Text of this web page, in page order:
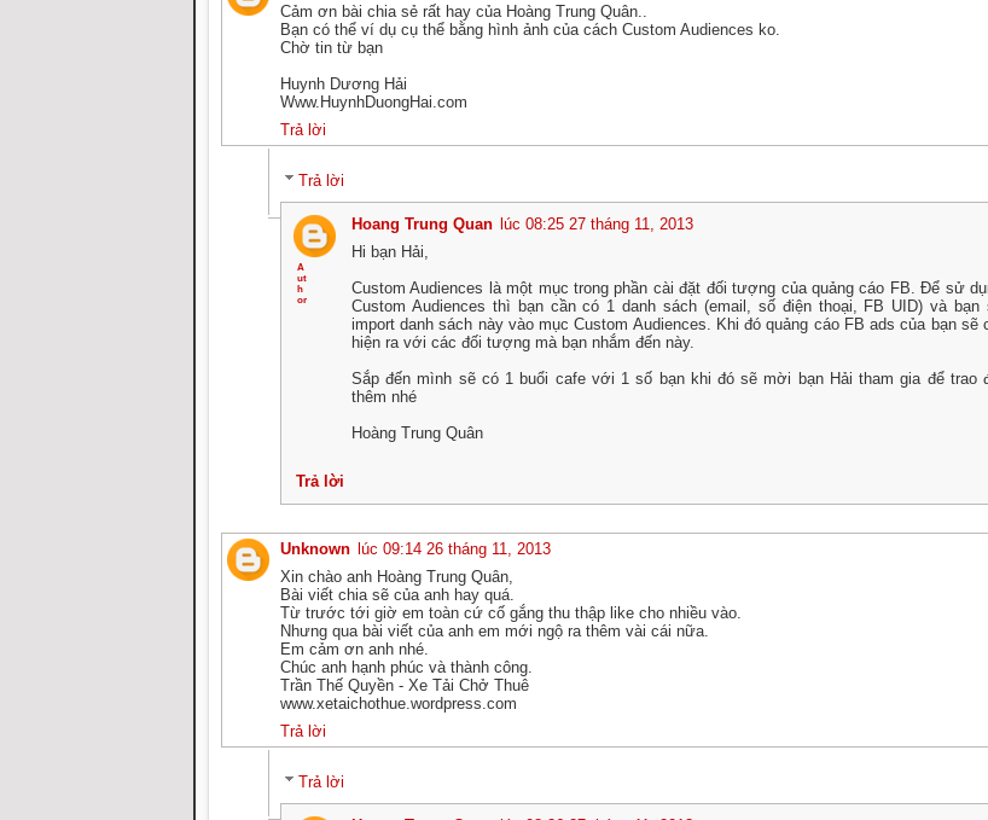
Cảm ơn bài chia sẻ rất hay của Hoàng Trung Quân..
Bạn có thể ví dụ cụ thể bằng hình ảnh của cách Custom Audiences ko.
Chờ tin từ bạn
Huynh Dương Hải
Www.HuynhDuongHai.com
Trả lời
Trả lời
Hoang Trung Quan lúc 08:25 27 tháng 11, 2013
Hi bạn Hải,
Custom Audiences là một mục trong phần cài đặt đối tượng của quảng cáo FB. Để sử
Custom Audiences thì bạn cần có 1 danh sách (email, số điện thoại, FB UID) và bạn
import danh sách này vào mục Custom Audiences. Khi đó quảng cáo FB ads của bạn sẽ
hiện ra với các đối tượng mà bạn nhắm đến này.
Sắp đến mình sẽ có 1 buổi cafe với 1 số bạn khi đó sẽ mời bạn Hải tham gia để trao
thêm nhé
Hoàng Trung Quân
Trả lời
Unknown lúc 09:14 26 tháng 11, 2013
Xin chào anh Hoàng Trung Quân,
Bài viết chia sẽ của anh hay quá.
Từ trước tới giờ em toàn cứ cố gắng thu thập like cho nhiều vào.
Nhưng qua bài viết của anh em mới ngộ ra thêm vài cái nữa.
Em cảm ơn anh nhé.
Chúc anh hạnh phúc và thành công.
Trần Thế Quyền - Xe Tải Chở Thuê
www.xetaichothue.wordpress.com
Trả lời
Trả lời